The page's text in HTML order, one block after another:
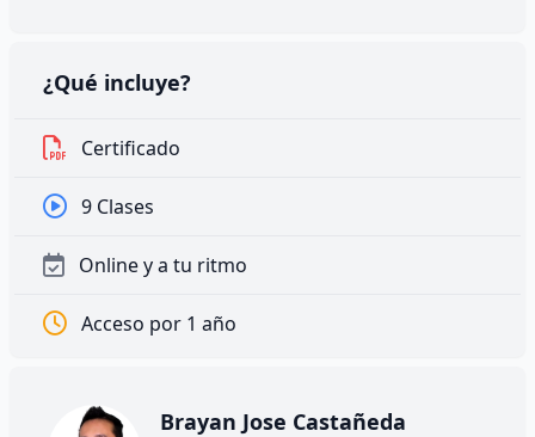
¿Qué incluye?
Certificado
9 Clases
Online y a tu ritmo
Acceso por 1 año
Brayan Jose Castañeda